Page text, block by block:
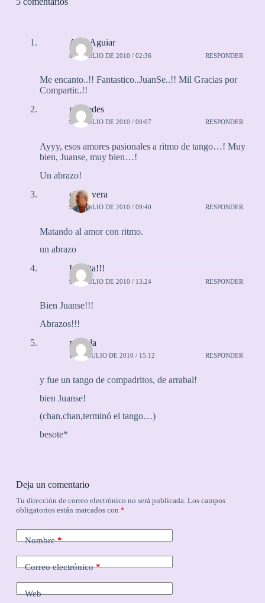
Alex Aguiar
8 DE JULIO DE 2010 / 02:36 RESPONDER
Me encanto..!! Fantastico..JuanSe..!! Mil Gracias por
Compartir..!!
mercedes
9 DE JULIO DE 2010 / 00:07 RESPONDER
Ayyy, esos amores pasionales a ritmo de tango…! Muy
bien, Juanse, muy bien…!
Un abrazo!
chaly vera
9 DE JULIO DE 2010 / 09:40 RESPONDER
Matando al amor con ritmo.
un abrazo
Laurita!!!
9 DE JULIO DE 2010 / 13:24 RESPONDER
Bien Juanse!!!
Abrazos!!!
rayuela
11 DE JULIO DE 2010 / 15:12 RESPONDER
y fue un tango de compadritos, de arrabal!
bien Juanse!
(chan,chan,terminó el tango…)
besote*
Deja un comentario
Tu dirección de correo electrónico no será publicada. Los campos
obligatorios están marcados con *
Nombre*
Correo electrónico*
Web